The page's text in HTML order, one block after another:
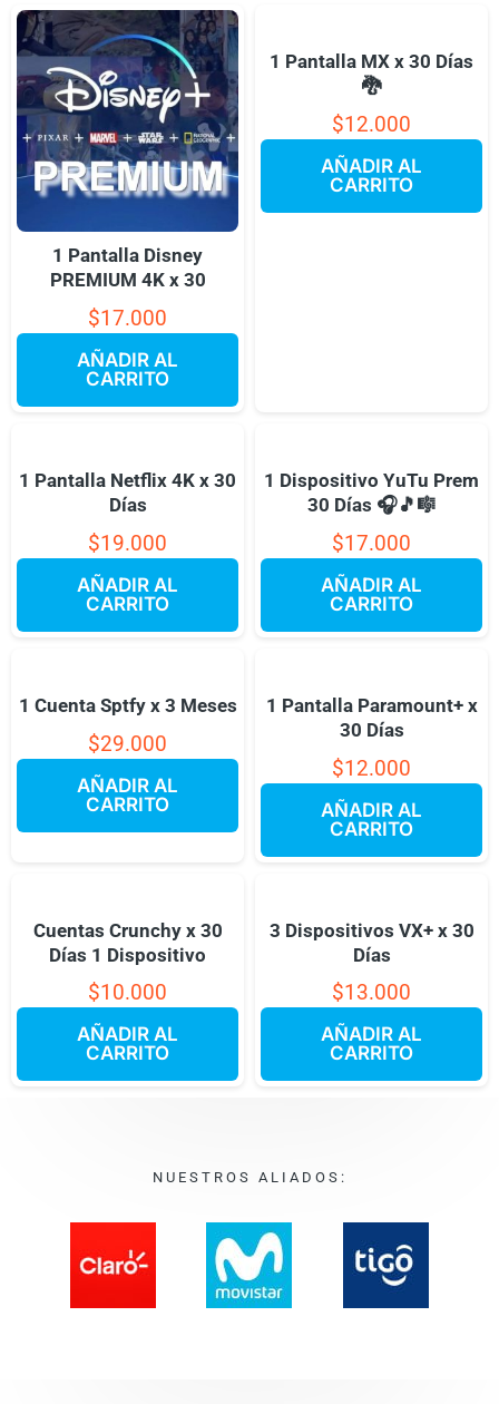
1 Pantalla Disney
PREMIUM 4K x 30
$17.000
AÑADIR AL
CARRITO
1 Pantalla MX x 30 Días
🐉
$12.000
AÑADIR AL
CARRITO
1 Pantalla Netflix 4K x 30
Días
$19.000
AÑADIR AL
CARRITO
1 Dispositivo YuTu Prem
30 Días 🎧🎵🎼
$17.000
AÑADIR AL
CARRITO
1 Cuenta Sptfy x 3 Meses
$29.000
AÑADIR AL
CARRITO
1 Pantalla Paramount+ x
30 Días
$12.000
AÑADIR AL
CARRITO
Cuentas Crunchy x 30
Días 1 Dispositivo
$10.000
AÑADIR AL
CARRITO
3 Dispositivos VX+ x 30
Días
$13.000
AÑADIR AL
CARRITO
NUESTROS ALIADOS: